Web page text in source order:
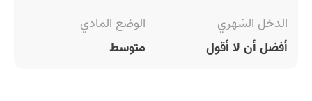
الدخل الشهري
أفضل أن لا أقول
الوضع المادي
متوسط